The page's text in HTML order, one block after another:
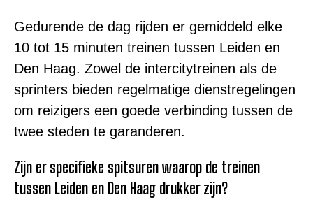
Gedurende de dag rijden er gemiddeld elke
10 tot 15 minuten treinen tussen Leiden en
Den Haag. Zowel de intercitytreinen als de
sprinters bieden regelmatige dienstregelingen
om reizigers een goede verbinding tussen de
twee steden te garanderen.
Zijn er specifieke spitsuren waarop de treinen
tussen Leiden en Den Haag drukker zijn?